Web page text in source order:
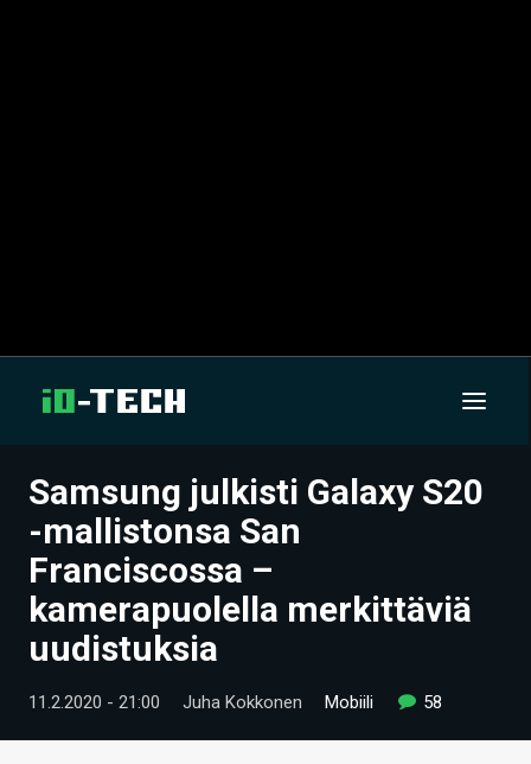
UUTISET
ARTIKKELIT
VIDEOT
TECHBBS
TIETOA
Samsung julkisti Galaxy S20
-mallistonsa San
Franciscossa –
kamerapuolella merkittäviä
uudistuksia
11.2.2020 - 21:00 Juha Kokkonen Mobiili 58